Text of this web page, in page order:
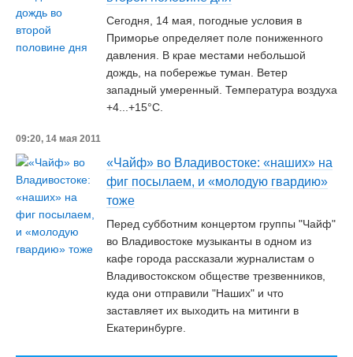
Сегодня, 14 мая, погодные условия в
Приморье определяет поле пониженного
давления. В крае местами небольшой
дождь, на побережье туман. Ветер
западный умеренный. Температура воздуха
+4...+15°C.
09:20, 14 мая 2011
«Чайф» во Владивостоке: «наших» на
фиг посылаем, и «молодую гвардию»
тоже
Перед субботним концертом группы "Чайф"
во Владивостоке музыканты в одном из
кафе города рассказали журналистам о
Владивостокском обществе трезвенников,
куда они отправили "Наших" и что
заставляет их выходить на митинги в
Екатеринбурге.